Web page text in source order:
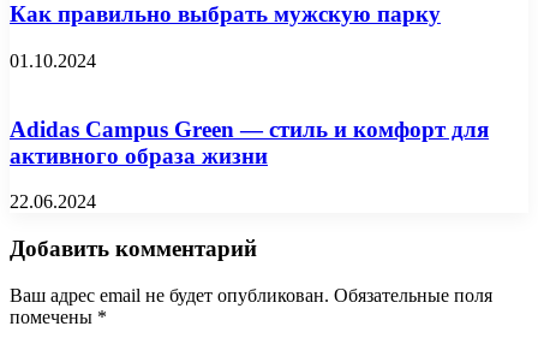
Как правильно выбрать мужскую парку
01.10.2024
Adidas Campus Green — стиль и комфорт для
активного образа жизни
22.06.2024
Добавить комментарий
Ваш адрес email не будет опубликован. Обязательные поля
помечены *